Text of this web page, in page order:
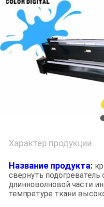
Характер продукции
Название продукта:
свернуть подогреватель
длинноволновой части
темпретуре ткани